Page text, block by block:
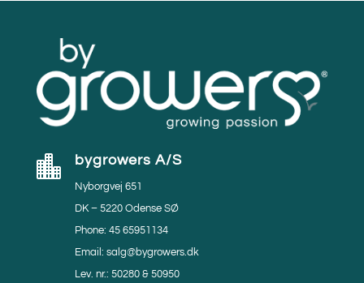
 bygrowers A/S
Nyborgvej 651
DK – 5220 Odense SØ
Phone: 45 65951134
Email: salg@bygrowers.dk
Lev. nr.: 50280 & 50950